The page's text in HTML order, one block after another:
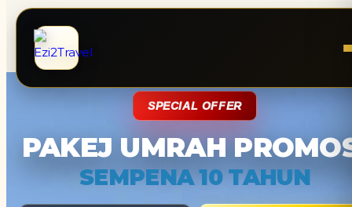
SPECIAL OFFER
PAKEJ UMRAH
SEMPENA 10 TAHUN